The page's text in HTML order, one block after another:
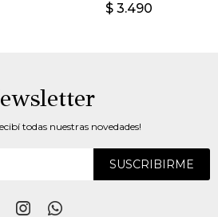
$ 3.490
todas nuestras novedades!
SUSCRIBIRME
 